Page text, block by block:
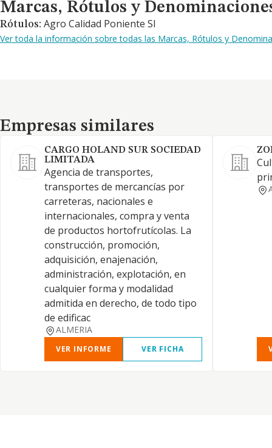
Marcas, Rótulos y
Rótulos: Agro Calidad Poniente Sl
Ver toda la información sobre todas las Marcas, Rótulos y
Empresas similares
Empresas similares
CARGO HOLAND SUR SOCIEDAD
LIMITADA
Agencia de transportes,
transportes de mercancías por
carreteras, nacionales e
internacionales, compra y venta
de productos hortofrutícolas. La
construcción, promoción,
adquisición, enajenación,
administración, explotación, en
cualquier forma y modalidad
admitida en derecho, de todo tipo
de edificac
ALMERIA
VER INFORME VER FICHA